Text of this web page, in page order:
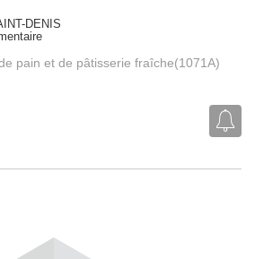
DENIS
pain et de pâtisserie fraîche(1071A)